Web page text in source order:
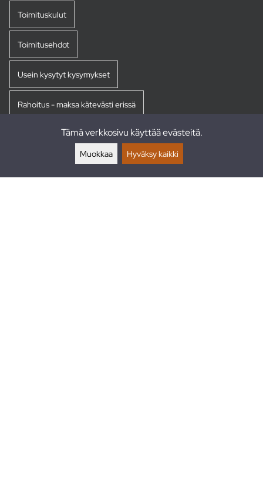
Toimituskulut
Toimitusehdot
Usein kysytyt kysymykset
Rahoitus - maksa kätevästi erissä
Tämä verkkosivu käyttää evästeitä.
Muokkaa Hyväksy kaikki